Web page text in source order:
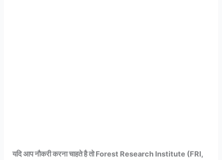
यदि आप नौकरी करना चाहते है तो Forest Research Institute (FRI,